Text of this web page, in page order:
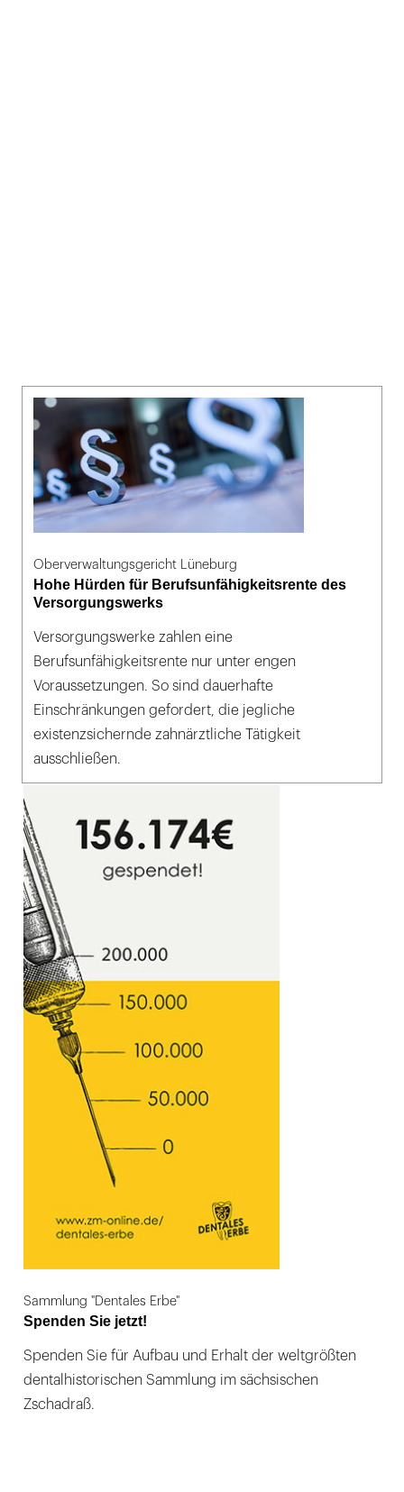
Oberverwaltungsgericht Lüneburg
Hohe Hürden für Berufsunfähigkeitsrente des
Versorgungswerks
Versorgungswerke zahlen eine
Berufsunfähigkeitsrente nur unter engen
Voraussetzungen. So sind dauerhafte
Einschränkungen gefordert, die jegliche
existenzsichernde zahnärztliche Tätigkeit
ausschließen.
Sammlung "Dentales Erbe"
Spenden Sie jetzt!
Spenden Sie für Aufbau und Erhalt der weltgrößten
dentalhistorischen Sammlung im sächsischen
Zschadraß.